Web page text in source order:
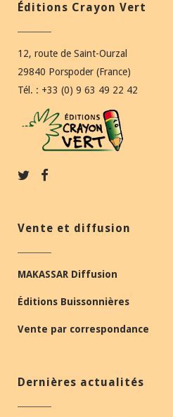
Éditions Crayon Vert
12, route de Saint-Ourzal
29840 Porspoder (France)
Tél. : +33 (0) 9 63 49 22 42
Vente et diffusion
MAKASSAR Diffusion
Éditions Buissonnières
Vente par correspondance
Dernières actualités